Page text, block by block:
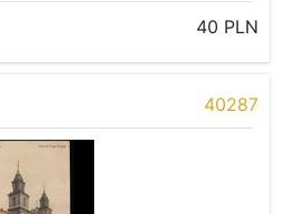
40 PLN
40287